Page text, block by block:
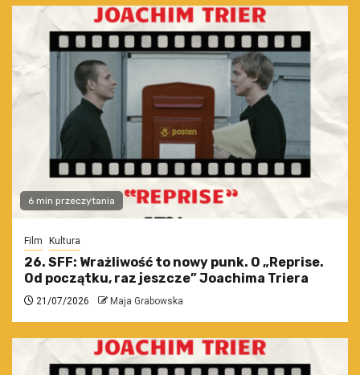
6 min przeczytania
Film Kultura
26. SFF: Wrażliwość to nowy punk. O „Reprise.
Od początku, raz jeszcze” Joachima Triera
21/07/2026 Maja Grabowska